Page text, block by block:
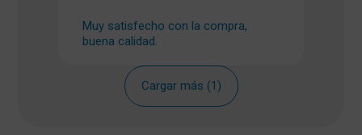
Muy satisfecho con la compra,
buena calidad.
Cargar más (1)